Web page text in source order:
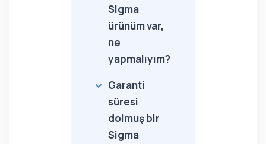
Sigma
ürünüm var,
ne
yapmalıyım?
Garanti
süresi
dolmuş bir
Sigma